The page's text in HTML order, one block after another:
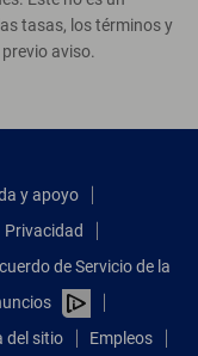
tasas, los términos y
aviso.
y apoyo
Privacidad
de Servicio de la
del sitio Empleos